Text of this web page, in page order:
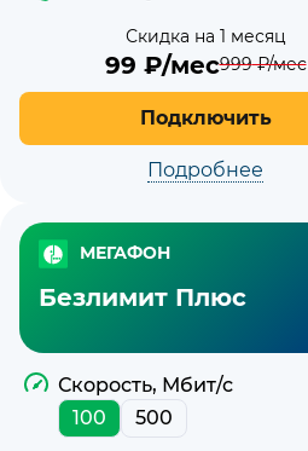
Скидка на 1 месяц
99 ₽/мес999₽/мес
Подключить
Подробнее
МЕГАФОН
Безлимит Плюс
Скорость, Мбит/с
100
500